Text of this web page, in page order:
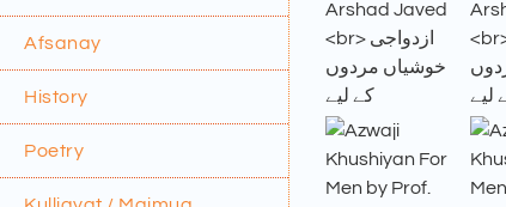
Afsanay
History
Poetry